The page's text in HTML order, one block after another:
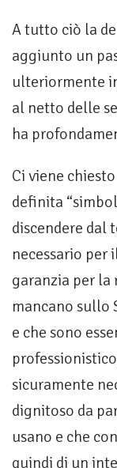
A tutto ciò la
aggiunto un
ulteriormente
al netto delle
ha
Ci viene
definita
discendere dal
necessario per
garanzia per la
mancano sullo
e che sono
sicuramente
dignitoso da
usano e che
quindi di un